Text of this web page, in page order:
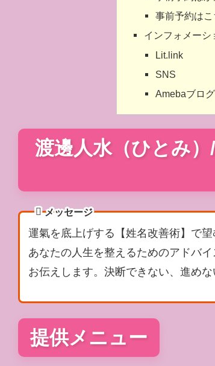
事前予約は
インフォメーシ
Lit.link
SNS
Amebaブログ
渡邊人水（ひとみ
メッセージ
運氣を底上げする【姓名改善術】で
あなたの人生を整えるためのアドバ
お伝えします。決断できない、進め
提供メニュー